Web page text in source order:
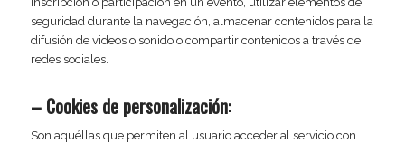
seguridad durante la navegación, almacenar contenidos para la
difusión de videos o sonido o compartir contenidos a través de
redes sociales.
– Cookies de personalización:
Son aquéllas que permiten al usuario acceder al servicio con